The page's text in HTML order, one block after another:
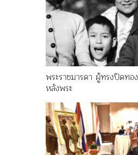
พระราชมารดา ผู้ทรงปิดทอง
หลังพระ